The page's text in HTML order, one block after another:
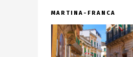
MARTINA-FRANCA